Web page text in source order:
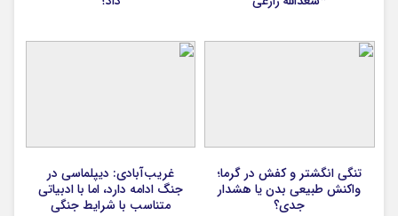
تنگی انگشتر و کفش در گرما؛
واکنش طبیعی بدن یا هشدار
جدی؟
غریب‌آبادی: دیپلماسی در
جنگ ادامه دارد، اما با ادبیاتی
متناسب با شرایط جنگی